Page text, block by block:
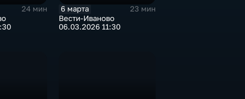
24 мин
6 марта
23 мин
Вести-Иваново
06.03.2026 11:30